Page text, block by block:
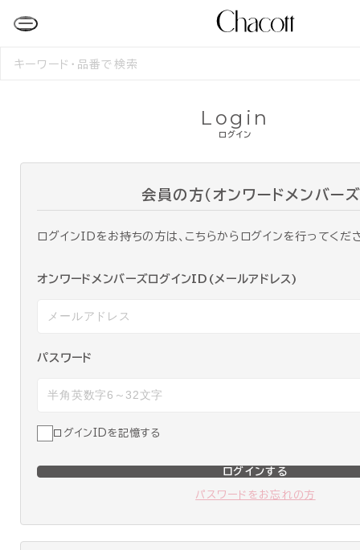
検
ログイン
Login
会員の方（オンワードメンバーズ
ログインIDをお持ちの方は、こちらからログインを行ってくだ
オンワードメンバーズログインID(メールアドレス)
パスワード
ログインIDを記憶する
ログインする
パスワードをお忘れの方